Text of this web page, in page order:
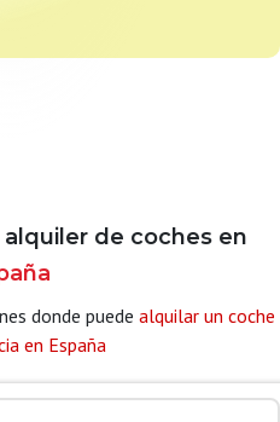
de coches en
donde puede alquilar un coche
en España